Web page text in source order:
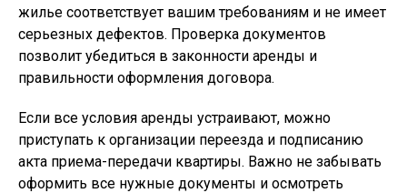
жилье соответствует вашим требованиям и не имеет
серьезных дефектов. Проверка документов
позволит убедиться в законности аренды и
правильности оформления договора.
Если все условия аренды устраивают, можно
приступать к организации переезда и подписанию
акта приема-передачи квартиры. Важно не забывать
оформить все нужные документы и осмотреть